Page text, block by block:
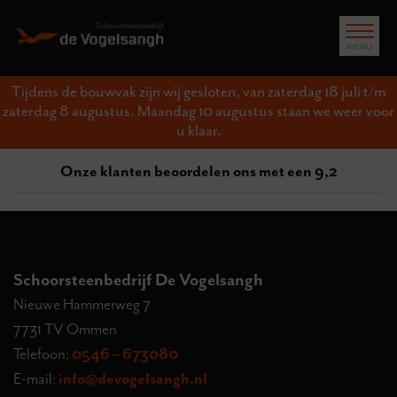
Tijdens de bouwvak zijn wij gesloten, van zaterdag 18 juli t/m
zaterdag 8 augustus. Maandag 10 augustus staan we weer voor
u klaar.
Onze klanten beoordelen ons met een 9,2
Schoorsteenbedrijf De Vogelsangh
Nieuwe Hammerweg 7
7731 TV Ommen
Telefoon: 0546 – 673080
E-mail: info@devogelsangh.nl